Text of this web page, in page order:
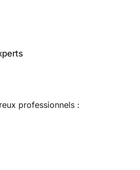
professionnels :